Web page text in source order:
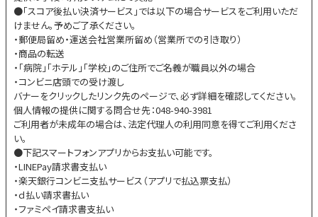
●「スコア後払い決済サービス」では以下の場合サービスをご利用いただ
けません。予めご了承ください。
・郵便局留め・運送会社営業所留め（営業所での引き取り）
・商品の転送
・「病院」「ホテル」「学校」のご住所でご名義が職員以外の場合
・コンビニ店頭での受け渡し
バナーをクリックしたリンク先のページで、必ず詳細を確認してください。
個人情報の提供に関する問合せ先：048-940-3981
ご利用者が未成年の場合は、法定代理人の利用同意を得てご利用くださ
い。
●下記スマートフォンアプリからお支払い可能です。
・LINEPay請求書支払い
・楽天銀行コンビニ支払サービス（アプリで払込票支払）
・ｄ払い請求書払い
・ファミペイ請求書支払い